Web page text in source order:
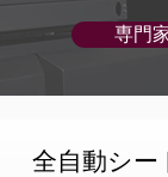
専門
全自動シ